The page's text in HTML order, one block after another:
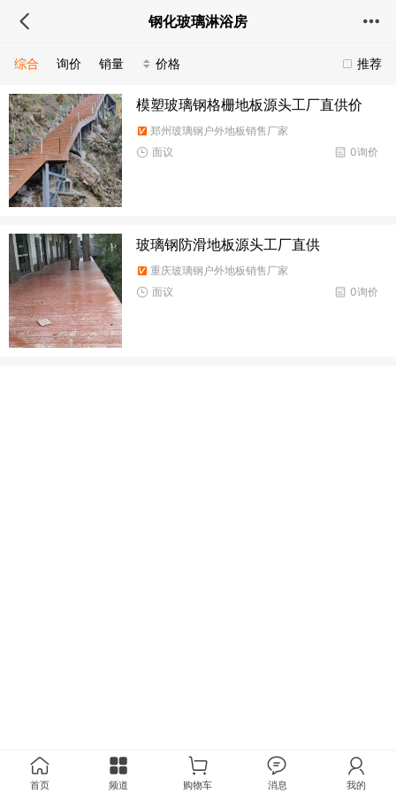
钢化玻璃淋浴房
推荐
综合 询价 销量 价格
模塑玻璃钢格栅地板源头工厂直供价
郑州玻璃钢户外地板销售厂家
0询价
面议
玻璃钢防滑地板源头工厂直供
重庆玻璃钢户外地板销售厂家
0询价
面议
首页 频道 购物车 消息 我的